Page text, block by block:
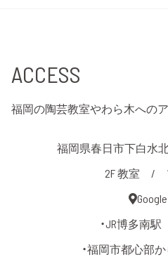
ACCESS
福岡の陶芸教室やわら木への
福岡県春日市下白水
2F 教室 /
Google
・JR博多南
・福岡市都心部